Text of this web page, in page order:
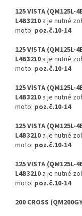
125 VISTA (QM125L-
L4B3210 a je nutné
moto: poz.č.10-14
125 VISTA (QM125L-
L4B3210 a je nutné
moto: poz.č.10-14
125 VISTA (QM125L-
L4B3210 a je nutné
moto: poz.č.10-14
125 VISTA (QM125L-
L4B3210 a je nutné
moto: poz.č.10-14
125 VISTA (QM125L-
L4B3210 a je nutné
moto: poz.č.10-14
200 CROSS